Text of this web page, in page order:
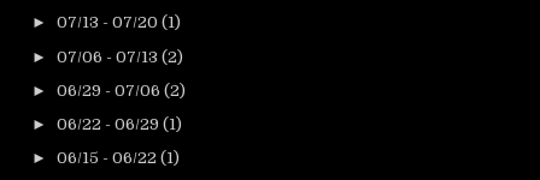
► 07/13 - 07/20 (1)
► 07/06 - 07/13 (2)
► 06/29 - 07/06 (2)
► 06/22 - 06/29 (1)
► 06/15 - 06/22 (1)